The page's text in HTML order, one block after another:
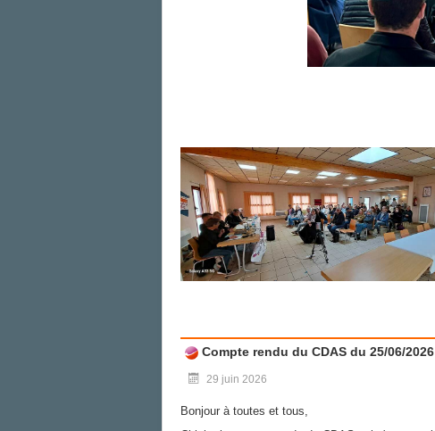
Compte rendu du CDAS du 25/06/2026
29 juin 2026
Bonjour à toutes et tous,